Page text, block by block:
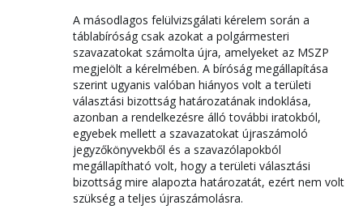
A másodlagos felülvizsgálati kérelem során a
táblabíróság csak azokat a polgármesteri
szavazatokat számolta újra, amelyeket az MSZP
megjelölt a kérelmében. A bíróság megállapítása
szerint ugyanis valóban hiányos volt a területi
választási bizottság határozatának indoklása,
azonban a rendelkezésre álló további iratokból,
egyebek mellett a szavazatokat újraszámoló
jegyzőkönyvekből és a szavazólapokból
megállapítható volt, hogy a területi választási
bizottság mire alapozta határozatát, ezért nem volt
szükség a teljes újraszámolásra.